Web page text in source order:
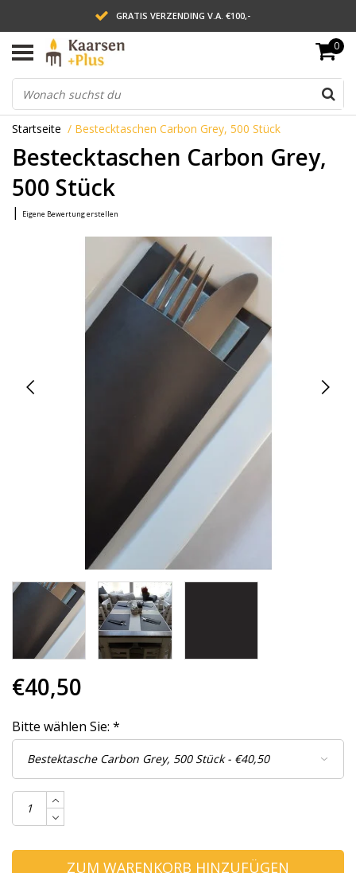
GRATIS VERZENDING V.A. €100,-
LEVERING BINNEN 2 WERKDAGEN
ACHTERAF BETALEN VIA AFTERPAY
0
Startseite / Bestecktaschen Carbon Grey, 500 Stück
Bestecktaschen Carbon Grey,
500 Stück
| Eigene Bewertung erstellen
€40,50
Bitte wählen Sie: *
ZUM WARENKORB HINZUFÜGEN